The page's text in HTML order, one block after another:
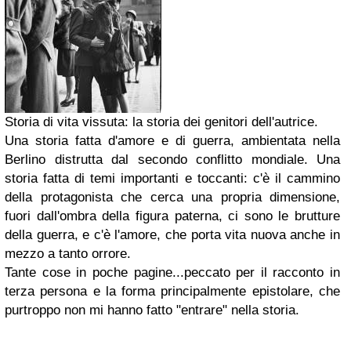
Storia di vita vissuta: la storia dei genitori dell'autrice.
Una storia fatta d'amore e di guerra, ambientata nella
Berlino distrutta dal secondo conflitto mondiale. Una
storia fatta di temi importanti e toccanti: c'è il cammino
della protagonista che cerca una propria dimensione,
fuori dall'ombra della figura paterna, ci sono le brutture
della guerra, e c'è l'amore, che porta vita nuova anche in
mezzo a tanto orrore.
Tante cose in poche pagine...peccato per il racconto in
terza persona e la forma principalmente epistolare, che
purtroppo non mi hanno fatto "entrare" nella storia.